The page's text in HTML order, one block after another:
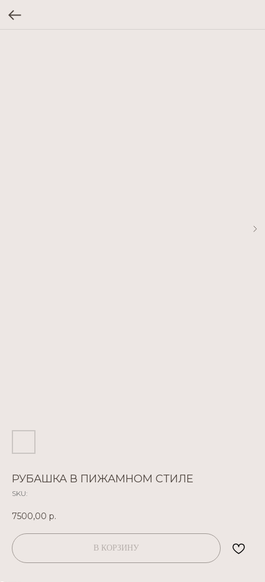
РУБАШКА В ПИЖАМНОМ СТИЛЕ
SKU:
7500,00 р.
В КОРЗИНУ